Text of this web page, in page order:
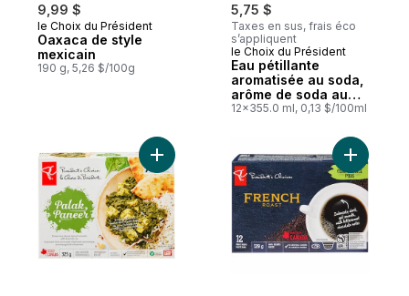
9,99 $
le Choix du Président
Oaxaca de style
mexicain
190 g, 5,26 $/100g
5,75 $
Taxes en sus, frais éco
s’appliquent
le Choix du Président
Eau pétillante
aromatisée au soda,
arôme de soda au
raisin, 12 canettes
12x355.0 ml, 0,13 $/100ml
Ajouter Palak paneer au panier Ajouter